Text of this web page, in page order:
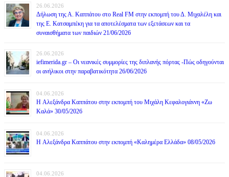
26.06.2026
Δήλωση της Α. Καππάτου στο Real FM στην εκπομπή του Δ. Μιχαλέλη και
της Ε. Κατσαμπέκη για τα αποτελέσματα των εξετάσεων και τα
συναισθήματα των παιδιών 21/06/2026
26.06.2026
iefimerida.gr – Οι νεανικές συμμορίες της διπλανής πόρτας -Πώς οδηγούνται
οι ανήλικοι στην παραβατικότητα 26/06/2026
04.06.2026
H Αλεξάνδρα Καππάτου στην εκπομπή του Μιχάλη Κεφαλογιάννη «Ζω
Καλά» 30/05/2026
04.06.2026
H Αλεξάνδρα Καππάτου στην εκπομπή «Καλημέρα Ελλάδα» 08/05/2026
04.06.2026